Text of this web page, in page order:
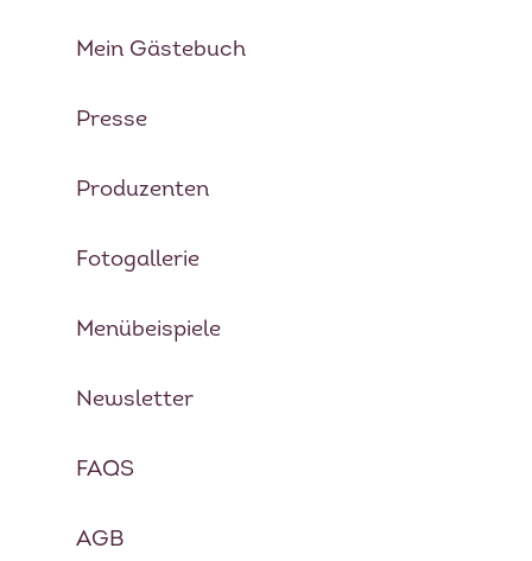
Mein Gästebuch
Presse
Produzenten
Fotogallerie
Menübeispiele
Newsletter
FAQS
AGB